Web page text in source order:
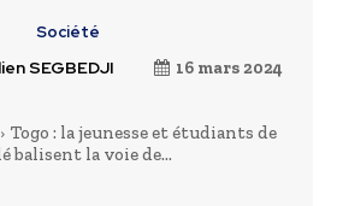
Société
SEGBEDJI 16 mars 2024
Togo : la jeunesse et étudiants de
balisent la voie de...